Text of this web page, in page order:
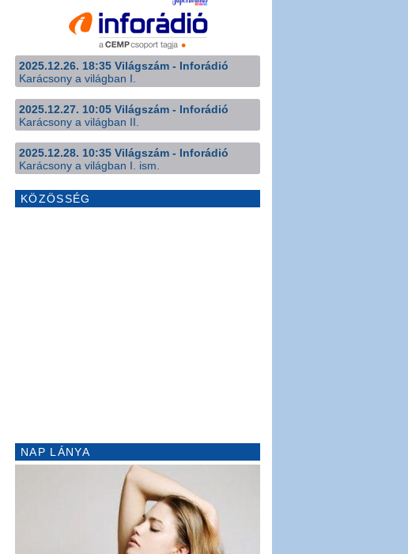
2025.12.26. 18:35 Világszám - Inforádió
Karácsony a világban I.
2025.12.27. 10:05 Világszám - Inforádió
Karácsony a világban II.
2025.12.28. 10:35 Világszám - Inforádió
Karácsony a világban I. ism.
KÖZÖSSÉG
NAP LÁNYA